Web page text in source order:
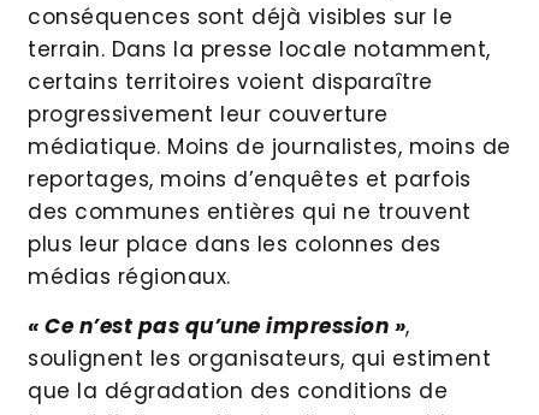
conséquences sont déjà visibles sur le
terrain. Dans la presse locale notamment,
certains territoires voient disparaître
progressivement leur couverture
médiatique. Moins de journalistes, moins de
reportages, moins d’enquêtes et parfois
des communes entières qui ne trouvent
plus leur place dans les colonnes des
médias régionaux.
« Ce n’est pas qu’une impression »,
soulignent les organisateurs, qui estiment
que la dégradation des conditions de